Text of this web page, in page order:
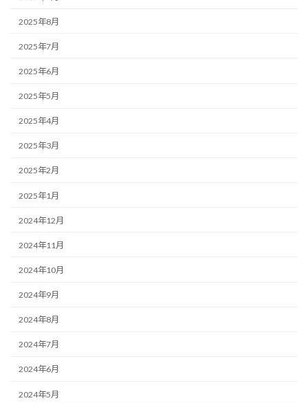
2025年8月
2025年7月
2025年6月
2025年5月
2025年4月
2025年3月
2025年2月
2025年1月
2024年12月
2024年11月
2024年10月
2024年9月
2024年8月
2024年7月
2024年6月
2024年5月